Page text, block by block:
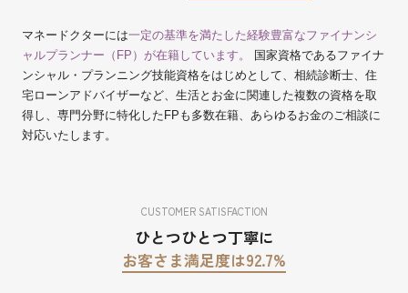
マネードクターには一定の基準を満たした経験豊富なファイナンシ
ャルプランナー（FP）が在籍しています。
国家資格であるファイナ
ンシャル・プランニング技能資格をはじめとして、相続診断士、住
宅ローンアドバイザーなど、生活とお金に関連した複数の資格を取
得し、専門分野に特化したFPも多数在籍、あらゆるお金のご相談に
対応いたします。
CUSTOMER SATISFACTION
ひとつひとつ丁寧に
お客さま満足度は92.7%